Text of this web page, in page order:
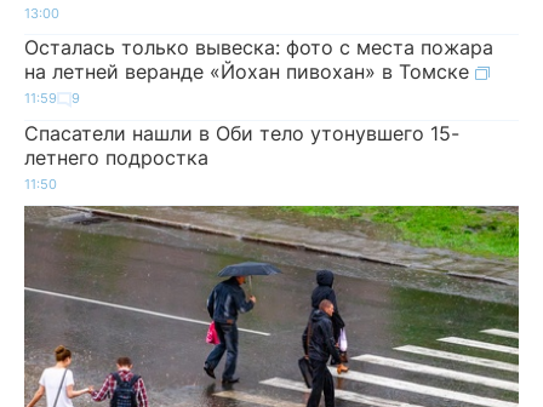
13:00
Осталась только вывеска: фото с места пожара
на летней веранде «Йохан пивохан» в Томске
11:59 9
Спасатели нашли в Оби тело утонувшего 15-
летнего подростка
11:50